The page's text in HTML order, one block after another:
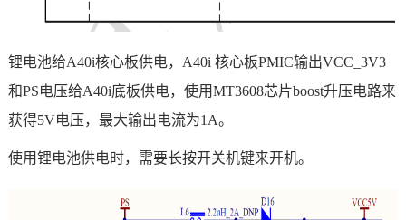
锂电池给A40i核心板供电， A40i 核心板PMIC输出VCC_3V3
和PS电压给A40i底板供电，使用MT3608芯片boost升压电路来
获得5V电压，最大输出电流为1A。
使用锂电池供电时，需要长按开关机键来开机。